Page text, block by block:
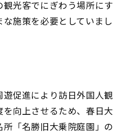
観光客でにぎわう場所にす
な施策を必要としていまし
遊促進により訪日外国人観
を向上させるため、春日大
所「名勝旧大乗院庭園」の